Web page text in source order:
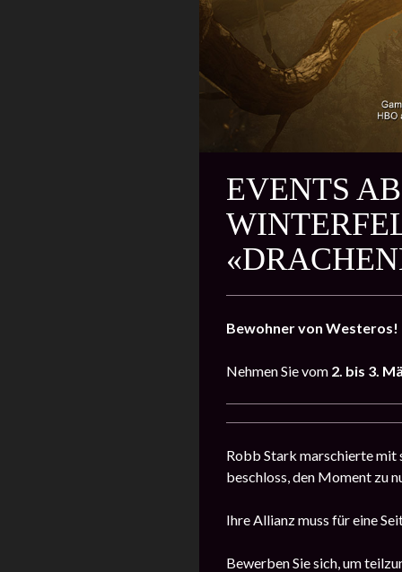
EVENTS
Bewohner von Westeros!
Nehmen Sie vom 2. bis 3.
Robb Stark marschierte mit
beschloss, den Moment zu
Ihre Allianz muss für eine
Bewerben Sie sich, um